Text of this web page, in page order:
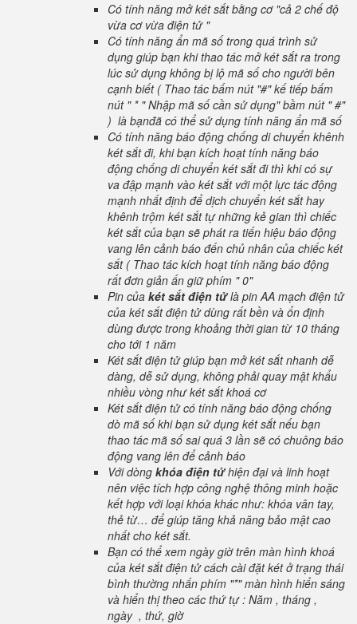
Có tính năng mở két sắt bằng cơ "cả 2 chế độ
vừa cơ vừa điện tử "
Có tính năng ẩn mã số trong quá trình sử
dụng giúp bạn khi thao tác mở két sắt ra trong
lúc sử dụng không bị lộ mã số cho người bên
cạnh biết ( Thao tác bấm nút "#" kế tiếp bấm
nút " * " Nhập mã số cần sử dụng" bầm nút " #"
) là bạnđã có thể sử dụng tính năng ẩn mã số
Có tính năng báo động chống di chuyển khênh
két sắt đi, khi bạn kích hoạt tính năng báo
động chống di chuyển két sắt đi thì khi có sự
va đập mạnh vào két sắt với một lực tác động
mạnh nhất định để dịch chuyển két sắt hay
khênh trộm két sắt tự những kẻ gian thì chiếc
két sắt của bạn sẽ phát ra tiến hiệu báo động
vang lên cảnh báo đến chủ nhân của chiếc két
sắt ( Thao tác kích hoạt tính năng báo động
rất đơn giản ấn giữ phím " 0"
Pin của két sắt điện tửlà pin AA mạch điện tử
của két sắt điện tử dùng rất bền và ổn định
dùng được trong khoảng thời gian từ 10 tháng
cho tới 1 năm
Két sắt điện tử giúp bạn mở két sắt nhanh dễ
dàng, dễ sử dụng, không phải quay mật khẩu
nhiều vòng như két sắt khoá cơ
Két sắt điện tử có tính năng báo động chống
dò mã số khi bạn sử dụng két sắt nếu bạn
thao tác mã số sai quá 3 lần sẽ có chuông báo
động vang lên để cảnh báo
Với dòng khóa điện tửhiện đại và linh hoạt
nên việc tích hợp công nghệ thông minh hoặc
kết hợp với loại khóa khác như: khóa vân tay,
thẻ từ… để giúp tăng khả năng bảo mật cao
nhất cho két sắt.
Bạn có thể xem ngày giờ trên màn hình khoá
của két sắt điện tử cách cài đặt két ở trạng thái
bình thường nhấn phím "*" màn hình hiển sáng
và hiển thị theo các thứ tự : Năm , tháng ,
ngày , thứ, giờ